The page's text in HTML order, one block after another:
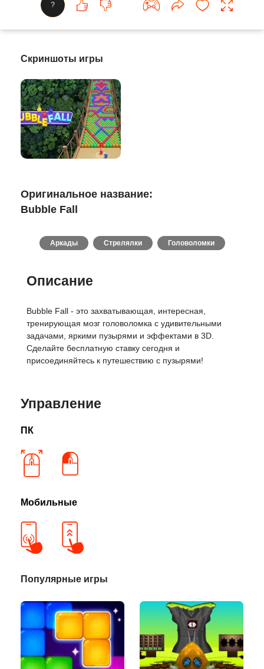
?
Скриншоты игры
Оригинальное название:
Bubble Fall
Аркады Стрелялки Головоломки
Описание
Bubble Fall - это захватывающая, интересная,
тренирующая мозг головоломка с удивительными
задачами, яркими пузырями и эффектами в 3D.
Сделайте бесплатную ставку сегодня и
присоединяйтесь к путешествию с пузырями!
Управление
ПК
Мобильные
Популярные игры